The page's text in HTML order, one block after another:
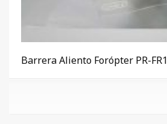
Barrera Aliento Forópter PR-FR1